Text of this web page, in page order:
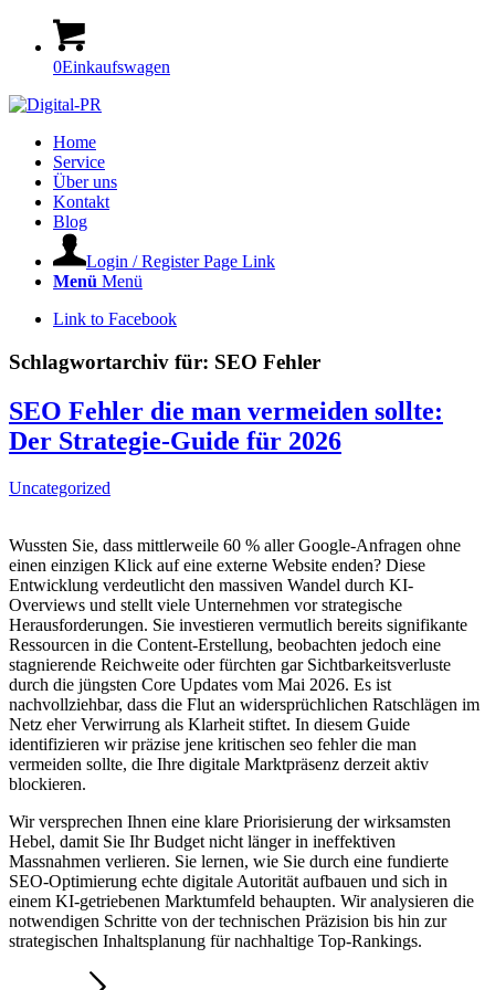
0Einkaufswagen
Home
Service
Über uns
Kontakt
Blog
Login / Register Page Link
Menü Menü
Link to Facebook
Schlagwortarchiv für: SEO Fehler
SEO Fehler die man vermeiden sollte:
Der Strategie-Guide für 2026
Uncategorized
Wussten Sie, dass mittlerweile 60 % aller Google-Anfragen ohne
einen einzigen Klick auf eine externe Website enden? Diese
Entwicklung verdeutlicht den massiven Wandel durch KI-
Overviews und stellt viele Unternehmen vor strategische
Herausforderungen. Sie investieren vermutlich bereits signifikante
Ressourcen in die Content-Erstellung, beobachten jedoch eine
stagnierende Reichweite oder fürchten gar Sichtbarkeitsverluste
durch die jüngsten Core Updates vom Mai 2026. Es ist
nachvollziehbar, dass die Flut an widersprüchlichen Ratschlägen im
Netz eher Verwirrung als Klarheit stiftet. In diesem Guide
identifizieren wir präzise jene kritischen seo fehler die man
vermeiden sollte, die Ihre digitale Marktpräsenz derzeit aktiv
blockieren.
Wir versprechen Ihnen eine klare Priorisierung der wirksamsten
Hebel, damit Sie Ihr Budget nicht länger in ineffektiven
Massnahmen verlieren. Sie lernen, wie Sie durch eine fundierte
SEO-Optimierung echte digitale Autorität aufbauen und sich in
einem KI-getriebenen Marktumfeld behaupten. Wir analysieren die
notwendigen Schritte von der technischen Präzision bis hin zur
strategischen Inhaltsplanung für nachhaltige Top-Rankings.